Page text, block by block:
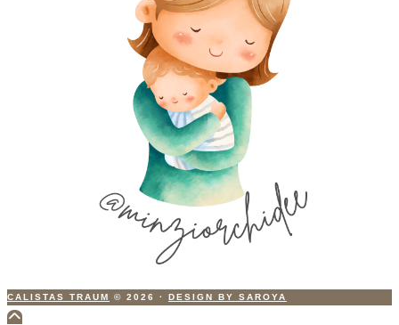
CALISTAS TRAUM © 2026 · DESIGN BY SAROYA
Scroll